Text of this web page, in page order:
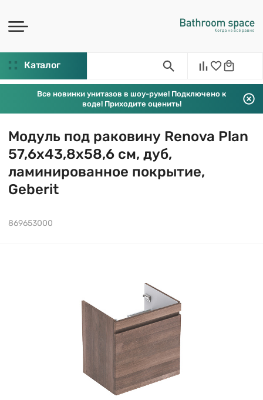
Каталог
Все новинки унитазов в шоу-руме! Подключено к
воде! Приходите оценить!
Модуль под раковину Renova Plan
57,6х43,8х58,6 см, дуб,
ламинированное покрытие,
Geberit
869653000